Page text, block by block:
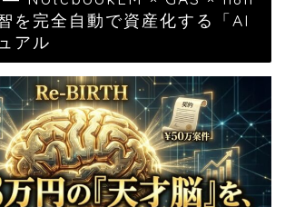
を完全自動で資産化する「AI
アル